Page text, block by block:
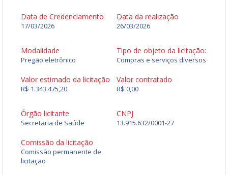
Data de Credenciamento
17/03/2026
Data da realização
26/03/2026
Modalidade
Pregão eletrônico
Tipo de objeto da licitação:
Compras e serviços diversos
Valor estimado da licitação
R$ 1.343.475,20
Valor contratado
R$ 0,00
Órgão licitante
Secretaria de Saúde
CNPJ
13.915.632/0001-27
Comissão da licitação
Comissão permanente de
licitação